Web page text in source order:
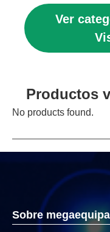
Ver
Productos
No products found.
Sobre